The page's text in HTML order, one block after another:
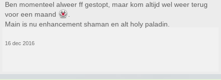
Ben momenteel alweer ff gestopt, maar kom altijd wel weer terug
voor een maand
Main is nu enhancement shaman en alt holy paladin.
16 dec 2016